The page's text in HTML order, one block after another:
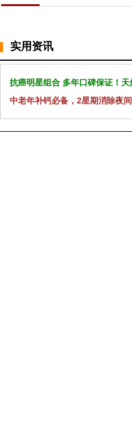
实用资讯
抗癌明星组合 多年口碑保证！
中老年补钙必备，2星期消除夜